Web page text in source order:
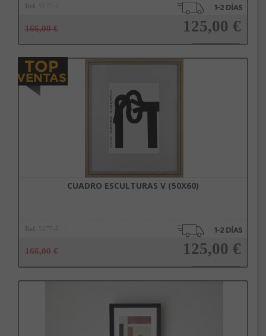
Ref. 5177-2
166,00 € 125,00 €
CUADRO ESCULTURAS V (50X60)
Ref. 5177-5
166,00 € 125,00 €